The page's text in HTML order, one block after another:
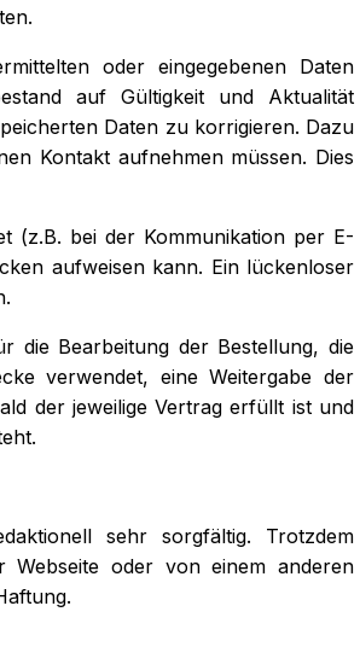
oder eingegebenen Daten
auf Gültigkeit und Aktualität
Daten zu korrigieren. Dazu
Kontakt aufnehmen müssen. Dies
(z.B. bei der Kommunikation per E-
aufweisen kann. Ein lückenloser
die Bearbeitung der Bestellung, die
verwendet, eine Weitergabe der
der jeweilige Vertrag erfüllt ist und
sehr sorgfältig. Trotzdem
oder von einem anderen